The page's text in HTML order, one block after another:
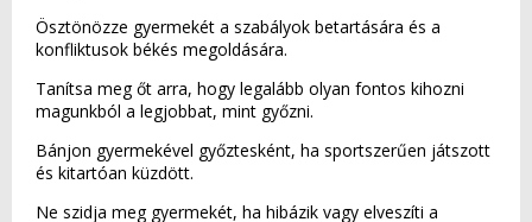
Ösztönözze gyermekét a szabályok betartására és a
konfliktusok békés megoldására.
Tanítsa meg őt arra, hogy legalább olyan fontos kihozni
magunkból a legjobbat, mint győzni.
Bánjon gyermekével győztesként, ha sportszerűen játszott
és kitartóan küzdött.
Ne szidja meg gyermekét, ha hibázik vagy elveszíti a